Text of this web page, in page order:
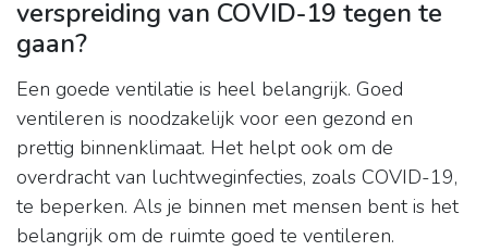
verspreiding van COVID-19 tegen te
gaan?
Een goede ventilatie is heel belangrijk. Goed
ventileren is noodzakelijk voor een gezond en
prettig binnenklimaat. Het helpt ook om de
overdracht van luchtweginfecties, zoals COVID-19,
te beperken. Als je binnen met mensen bent is het
belangrijk om de ruimte goed te ventileren.